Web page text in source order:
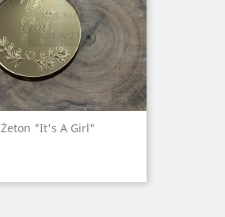
Żeton "It's A Girl"